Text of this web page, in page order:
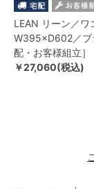
LEAN リーン／ワ
W395×D602／ブ
配・お客様組立］
￥27,060(税込)